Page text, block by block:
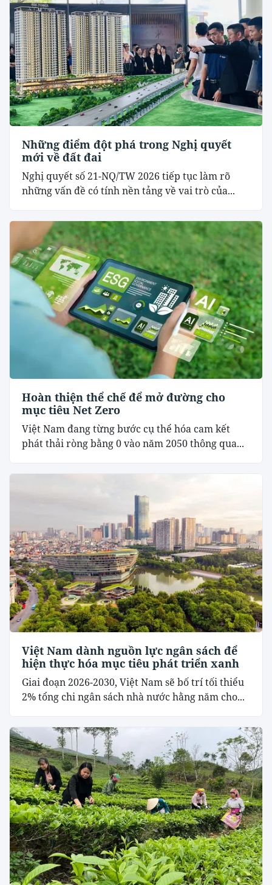
Những điểm đột phá trong Nghị quyết
mới về đất đai
Nghị quyết số 21-NQ/TW 2026 tiếp tục làm rõ
những vấn đề có tính nền tảng về vai trò của...
Hoàn thiện thể chế để mở đường cho
mục tiêu Net Zero
Việt Nam đang từng bước cụ thể hóa cam kết
phát thải ròng bằng 0 vào năm 2050 thông qua...
Việt Nam dành nguồn lực ngân sách để
hiện thực hóa mục tiêu phát triển xanh
Giai đoạn 2026-2030, Việt Nam sẽ bố trí tối thiểu
2% tổng chi ngân sách nhà nước hằng năm cho...